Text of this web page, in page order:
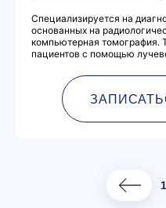
Специализируется на
основанных на
компьютерная томография.
пациентов с помощью
1